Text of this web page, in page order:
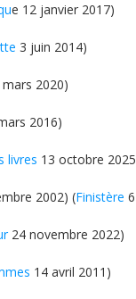
e 12 janvier 2017)
3 juin 2014)
2020)
2016)
livres 13 octobre
2002) (Finistère
24 novembre 2022)
14 avril 2011)